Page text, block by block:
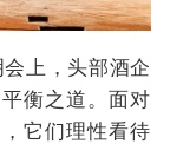
上，头部酒企
衡之道。面对
它们理性看待